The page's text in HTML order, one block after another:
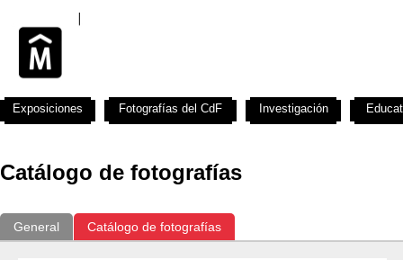
Catálogo de fotografías
General Catálogo de fotografías
Exposiciones Fotografías del CdF Investigación